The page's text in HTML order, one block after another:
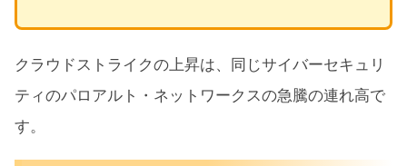
クラウドストライクの上昇は、同じサイバーセキュリ
ティのパロアルト・ネットワークスの急騰の連れ高で
す。